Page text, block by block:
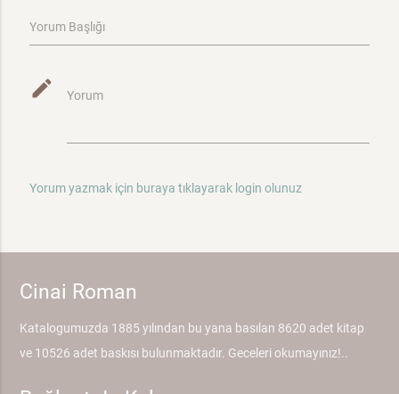
Yorum Başlığı
mode_edit Yorum
Yorum yazmak için buraya tıklayarak login olunuz
Cinai Roman
Katalogumuzda 1885 yılından bu yana basılan 8620 adet kitap
ve 10526 adet baskısı bulunmaktadır. Geceleri okumayınız!..